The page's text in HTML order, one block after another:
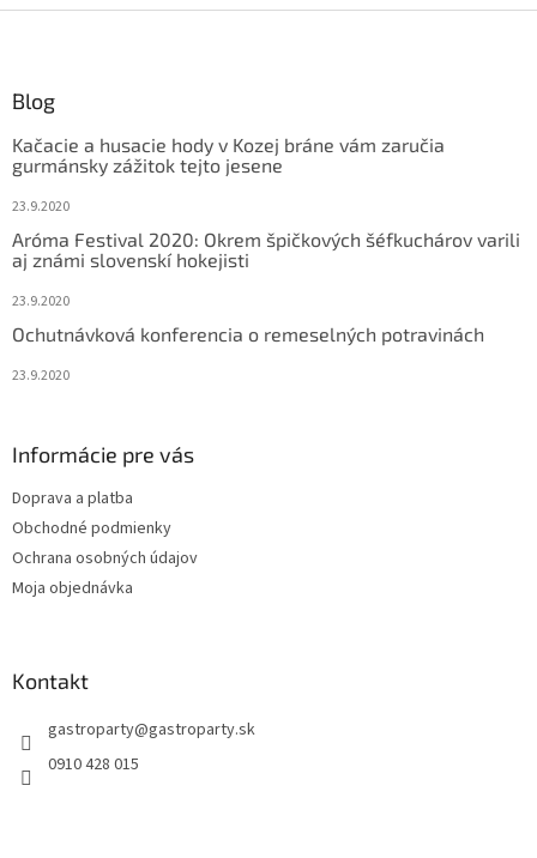
Blog
Kačacie a husacie hody v Kozej bráne vám zaručia
gurmánsky zážitok tejto jesene
23.9.2020
Aróma Festival 2020: Okrem špičkových šéfkuchárov varili
aj známi slovenskí hokejisti
23.9.2020
Ochutnávková konferencia o remeselných potravinách
23.9.2020
Informácie pre vás
Doprava a platba
Obchodné podmienky
Ochrana osobných údajov
Moja objednávka
Kontakt
gastroparty@gastroparty.sk
0910 428 015